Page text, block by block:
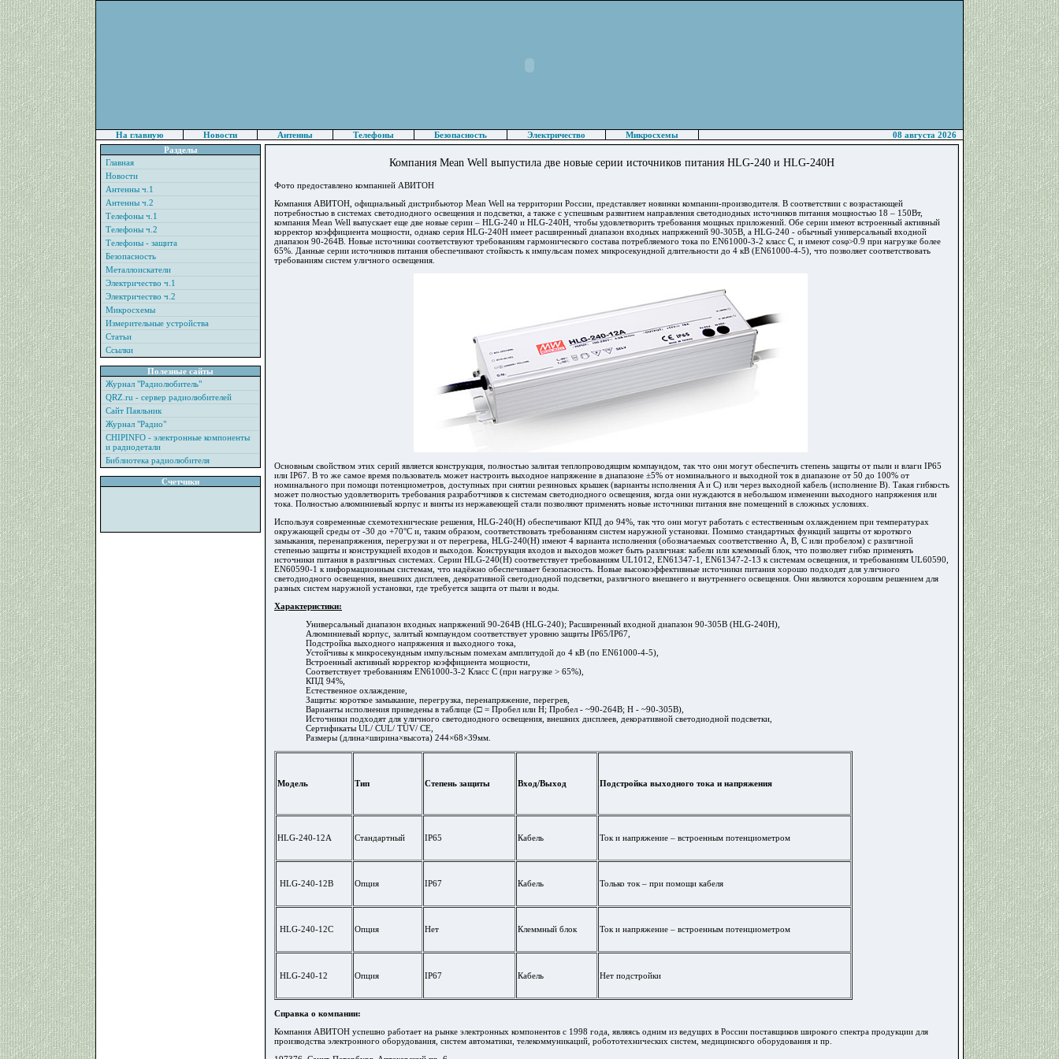
На главную Новости Антенны Телефоны Безопасность Электричество Микросхемы
08 августа 2026
Разделы
Главная
Новости
Антенны ч.1
Антенны ч.2
Телефоны ч.1
Телефоны ч.2
Телефоны - защита
Безопасность
Металлоискатели
Электричество ч.1
Электричество ч.2
Микросхемы
Измерительные устройства
Статьи
Ссылки
Полезные сайты
Журнал "Радиолюбитель"
QRZ.ru - сервер радиолюбителей
Сайт Паяльник
Журнал "Радио"
CHIPINFO - электронные компоненты
и радиодетали
Библиотека радиолюбителя
Счетчики
Компания Mean Well выпустила две новые серии источников питания HLG-240 и HLG-240H
Фото предоставлено компанией АВИТОН
Компания АВИТОН, официальный дистрибьютор Mean Well на территории России, представляет новинки компании-производителя. В соответствии с возрастающей
потребностью в системах светодиодного освещения и подсветки, а также с успешным развитием направления светодиодных источников питания мощностью 18 – 150Вт,
компания Mean Well выпускает еще две новые серии – HLG-240 и HLG-240H, чтобы удовлетворить требования мощных приложений. Обе серии имеют встроенный активный
корректор коэффициента мощности, однако серия HLG-240H имеет расширенный диапазон входных напряжений 90-305В, а HLG-240 - обычный универсальный входной
диапазон 90-264В. Новые источники соответствуют требованиям гармонического состава потребляемого тока по EN61000-3-2 класс С, и имеют cosφ>0.9 при нагрузке более
65%. Данные серии источников питания обеспечивают стойкость к импульсам помех микросекундной длительности до 4 кВ (EN61000-4-5), что позволяет соответствовать
требованиям систем уличного освещения.
Основным свойством этих серий является конструкция, полностью залитая теплопроводящим компаундом, так что они могут обеспечить степень защиты от пыли и влаги IP65
или IP67. В то же самое время пользователь может настроить выходное напряжение в диапазоне ±5% от номинального и выходной ток в диапазоне от 50 до 100% от
номинального при помощи потенциометров, доступных при снятии резиновых крышек (варианты исполнения A и С) или через выходной кабель (исполнение B). Такая гибкость
может полностью удовлетворить требования разработчиков к системам светодиодного освещения, когда они нуждаются в небольшом изменении выходного напряжения или
тока. Полностью алюминиевый корпус и винты из нержавеющей стали позволяют применять новые источники питания вне помещений в сложных условиях.
Используя современные схемотехнические решения, HLG-240(H) обеспечивают КПД до 94%, так что они могут работать с естественным охлаждением при температурах
окружающей среды от -30 до +70°С и, таким образом, соответствовать требованиям систем наружной установки. Помимо стандартных функций защиты от короткого
замыкания, перенапряжения, перегрузки и от перегрева, HLG-240(H) имеют 4 варианта исполнения (обозначаемых соответственно A, B, C или пробелом) с различной
степенью защиты и конструкцией входов и выходов. Конструкция входов и выходов может быть различная: кабели или клеммный блок, что позволяет гибко применять
источники питания в различных системах. Серии HLG-240(H) соответствует требованиям UL1012, EN61347-1, EN61347-2-13 к системам освещения, и требованиям UL60590,
EN60590-1 к информационным системам, что надёжно обеспечивает безопасность. Новые высокоэффективные источники питания хорошо подходят для уличного
светодиодного освещения, внешних дисплеев, декоративной светодиодной подсветки, различного внешнего и внутреннего освещения. Они являются хорошим решением для
разных систем наружной установки, где требуется защита от пыли и воды.
Характеристики:
Универсальный диапазон входных напряжений 90-264В (HLG-240); Расширенный входной диапазон 90-305В (HLG-240H),
Алюминиевый корпус, залитый компаундом соответствует уровню защиты IP65/IP67,
Подстройка выходного напряжения и выходного тока,
Устойчивы к микросекундным импульсным помехам амплитудой до 4 кВ (по EN61000-4-5),
Встроенный активный корректор коэффициента мощности,
Соответствует требованиям EN61000-3-2 Класс С (при нагрузке > 65%),
КПД 94%,
Естественное охлаждение,
Защиты: короткое замыкание, перегрузка, перенапряжение, перегрев,
Варианты исполнения приведены в таблице (□ = Пробел или H; Пробел - ~90-264В; H - ~90-305В),
Источники подходят для уличного светодиодного освещения, внешних дисплеев, декоративной светодиодной подсветки,
Сертификаты UL/ CUL/ TÜV/ CE,
Размеры (длина×ширина×высота) 244×68×39мм.
Модель Тип Степень защиты Вход/Выход Подстройка выходного тока и напряжения
HLG-240-12A Стандартный IP65 Кабель Ток и напряжение – встроенным потенциометром
HLG-240-12B Опция IP67 Кабель Только ток – при помощи кабеля
HLG-240-12C Опция Нет Клеммный блок Ток и напряжение – встроенным потенциометром
HLG-240-12 Опция IP67 Кабель Нет подстройки
Справка о компании:
Компания АВИТОН успешно работает на рынке электронных компонентов с 1998 года, являясь одним из ведущих в России поставщиков широкого спектра продукции для
производства электронного оборудования, систем автоматики, телекоммуникаций, робототехнических систем, медицинского оборудования и пр.